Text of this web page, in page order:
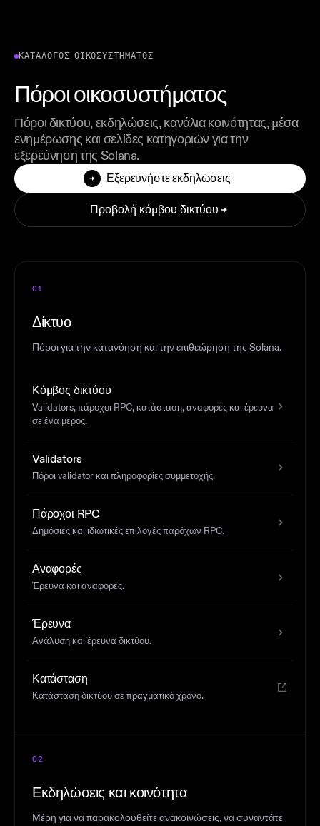
ΚΑΤΆΛΟΓΟΣ ΟΙΚΟΣΥΣΤΉΜΑΤΟΣ
Πόροι οικοσυστήματος
Πόροι δικτύου, εκδηλώσεις, κανάλια κοινότητας, μέσα
ενημέρωσης και σελίδες κατηγοριών για την
εξερεύνηση της Solana.
Εξερευνήστε εκδηλώσεις
Προβολή κόμβου δικτύου
01
Δίκτυο
Πόροι για την κατανόηση και την επιθεώρηση της Solana.
Κόμβος δικτύου
Validators, πάροχοι RPC, κατάσταση, αναφορές και έρευνα
σε ένα μέρος.
Validators
Πόροι validator και πληροφορίες συμμετοχής.
Πάροχοι RPC
Δημόσιες και ιδιωτικές επιλογές παρόχων RPC.
Αναφορές
Έρευνα και αναφορές.
Έρευνα
Ανάλυση και έρευνα δικτύου.
Κατάσταση
Κατάσταση δικτύου σε πραγματικό χρόνο.
02
Εκδηλώσεις και κοινότητα
Μέρη για να παρακολουθείτε ανακοινώσεις, να συναντάτε